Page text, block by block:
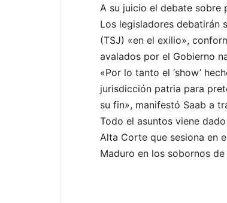
A su juicio el debate sobre
Los legisladores debatirán
(TSJ) «en el exilio»,
avalados por el Gobierno
«Por lo tanto el ‘show’
jurisdicción patria para
su fin», manifestó Saab a
Todo el asuntos viene
Alta Corte que sesiona en
Maduro en los sobornos